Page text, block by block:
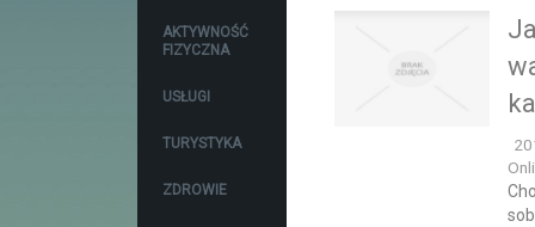
AKTYWNOŚĆ
FIZYCZNA
USŁUGI
TURYSTYKA
ZDROWIE